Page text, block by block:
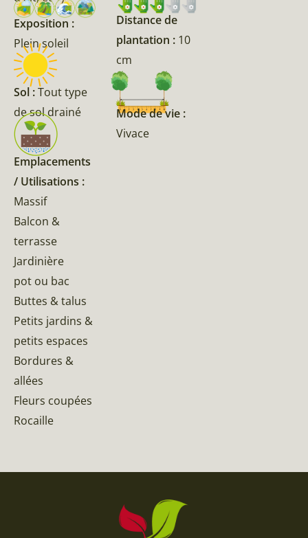
Exposition :
Plein soleil
Sol :Tout type
de sol drainé
Emplacements
/ Utilisations :
Massif
Balcon &
terrasse
Jardinière
pot ou bac
Buttes & talus
Petits jardins &
petits espaces
Bordures &
allées
Fleurs coupées
Rocaille
Distance de
plantation : 10
cm
Mode de vie :
Vivace